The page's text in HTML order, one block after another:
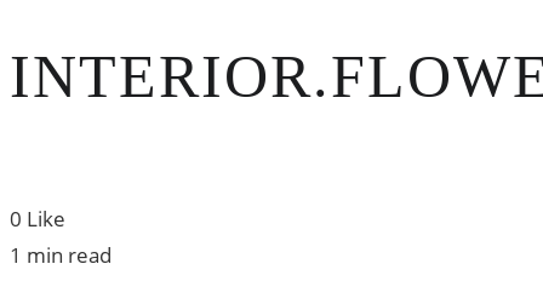
0 Like
1 min read